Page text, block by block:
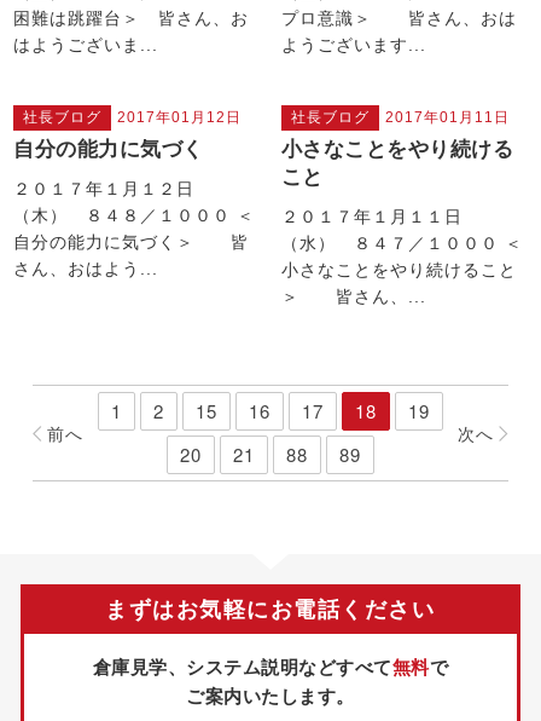
困難は跳躍台＞ 皆さん、お
はようございま...
プロ意識＞ 皆さん、おは
ようございます...
社長ブログ 2017年01月12日
自分の能力に気づく
２０１７年１月１２日
（木） ８４８／１０００ ＜
自分の能力に気づく＞ 皆
さん、おはよう...
社長ブログ 2017年01月11日
小さなことをやり続ける
こと
２０１７年１月１１日
（水） ８４７／１０００ ＜
小さなことをやり続けること
＞ 皆さん、...
前へ
1 2 15 16 17 18
19
20
21 88 89
次へ
まずはお気軽にお電話ください
倉庫見学、システム説明などすべて無料で
ご案内いたします。